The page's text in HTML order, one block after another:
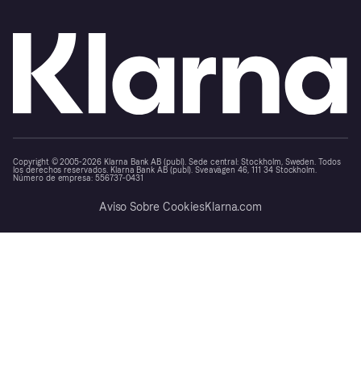
Copyright © 2005-2026 Klarna Bank AB (publ). Sede central: Stockholm, Sweden. Todos
los derechos reservados. Klarna Bank AB (publ). Sveavägen 46, 111 34 Stockholm.
Número de empresa: 556737-0431
Aviso Sobre CookiesKlarna.com